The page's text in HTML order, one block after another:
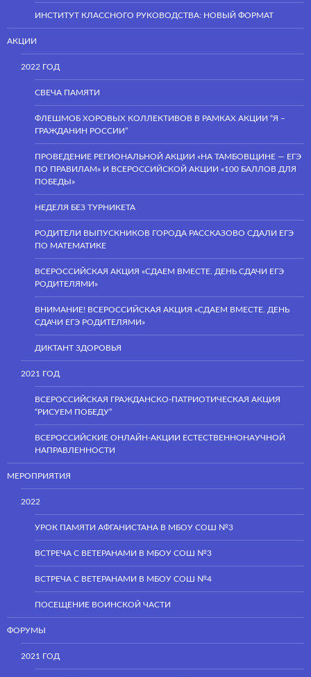
ИНСТИТУТ КЛАССНОГО РУКОВОДСТВА: НОВЫЙ ФОРМАТ
АКЦИИ
2022 ГОД
СВЕЧА ПАМЯТИ
ФЛЕШМОБ ХОРОВЫХ КОЛЛЕКТИВОВ В РАМКАХ АКЦИИ “Я –
ГРАЖДАНИН РОССИИ”
ПРОВЕДЕНИЕ РЕГИОНАЛЬНОЙ АКЦИИ «НА ТАМБОВЩИНЕ — ЕГЭ
ПО ПРАВИЛАМ» И ВСЕРОССИЙСКОЙ АКЦИИ «100 БАЛЛОВ ДЛЯ
ПОБЕДЫ»
НЕДЕЛЯ БЕЗ ТУРНИКЕТА
РОДИТЕЛИ ВЫПУСКНИКОВ ГОРОДА РАССКАЗОВО СДАЛИ ЕГЭ
ПО МАТЕМАТИКЕ
ВСЕРОССИЙСКАЯ АКЦИЯ «СДАЕМ ВМЕСТЕ. ДЕНЬ СДАЧИ ЕГЭ
РОДИТЕЛЯМИ»
ВНИМАНИЕ! ВСЕРОССИЙСКАЯ АКЦИЯ «СДАЕМ ВМЕСТЕ. ДЕНЬ
СДАЧИ ЕГЭ РОДИТЕЛЯМИ»
ДИКТАНТ ЗДОРОВЬЯ
2021 ГОД
ВСЕРОССИЙСКАЯ ГРАЖДАНСКО-ПАТРИОТИЧЕСКАЯ АКЦИЯ
“РИСУЕМ ПОБЕДУ”
ВСЕРОССИЙСКИЕ ОНЛАЙН-АКЦИИ ЕСТЕСТВЕННОНАУЧНОЙ
НАПРАВЛЕННОСТИ
МЕРОПРИЯТИЯ
2022
УРОК ПАМЯТИ АФГАНИСТАНА В МБОУ СОШ №3
ВСТРЕЧА С ВЕТЕРАНАМИ В МБОУ СОШ №3
ВСТРЕЧА С ВЕТЕРАНАМИ В МБОУ СОШ №4
ПОСЕЩЕНИЕ ВОИНСКОЙ ЧАСТИ
ФОРУМЫ
2021 ГОД